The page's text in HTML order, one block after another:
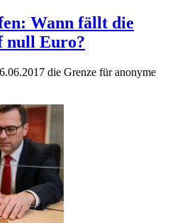
Wann fällt die
null Euro?
die Grenze für anonyme